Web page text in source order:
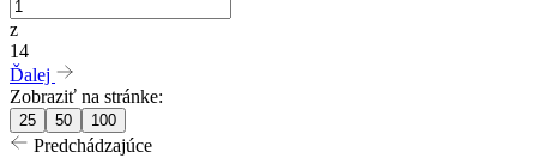
z
14
Ďalej
Zobraziť na stránke:
25 50 100
Predchádzajúce